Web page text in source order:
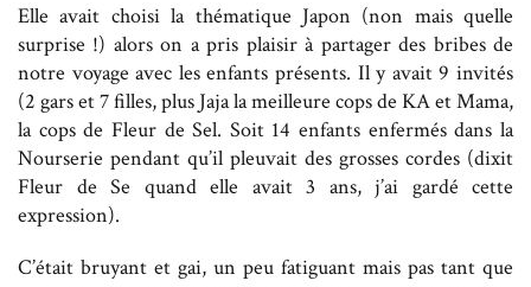
Elle avait choisi la thématique Japon (non mais quelle
surprise !) alors on a pris plaisir à partager des bribes de
notre voyage avec les enfants présents. Il y avait 9 invités
(2 gars et 7 filles, plus Jaja la meilleure cops de KA et Mama,
la cops de Fleur de Sel. Soit 14 enfants enfermés dans la
Nourserie pendant qu’il pleuvait des grosses cordes (dixit
Fleur de Se quand elle avait 3 ans, j’ai gardé cette
expression).
C’était bruyant et gai, un peu fatiguant mais pas tant que